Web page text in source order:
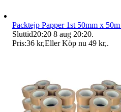
Packtejp Papper 1st 50mm x
Sluttid20:20 8 aug 20:20.
Pris:36 kr,Eller Köp nu 49 kr,.